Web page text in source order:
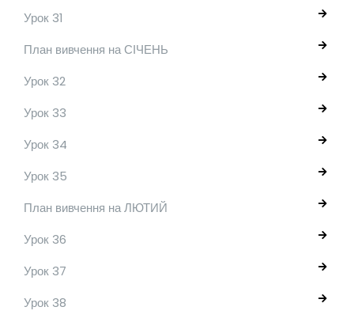
Урок 31
План вивчення на СІЧЕНЬ
Урок 32
Урок 33
Урок 34
Урок 35
План вивчення на ЛЮТИЙ
Урок 36
Урок 37
Урок 38